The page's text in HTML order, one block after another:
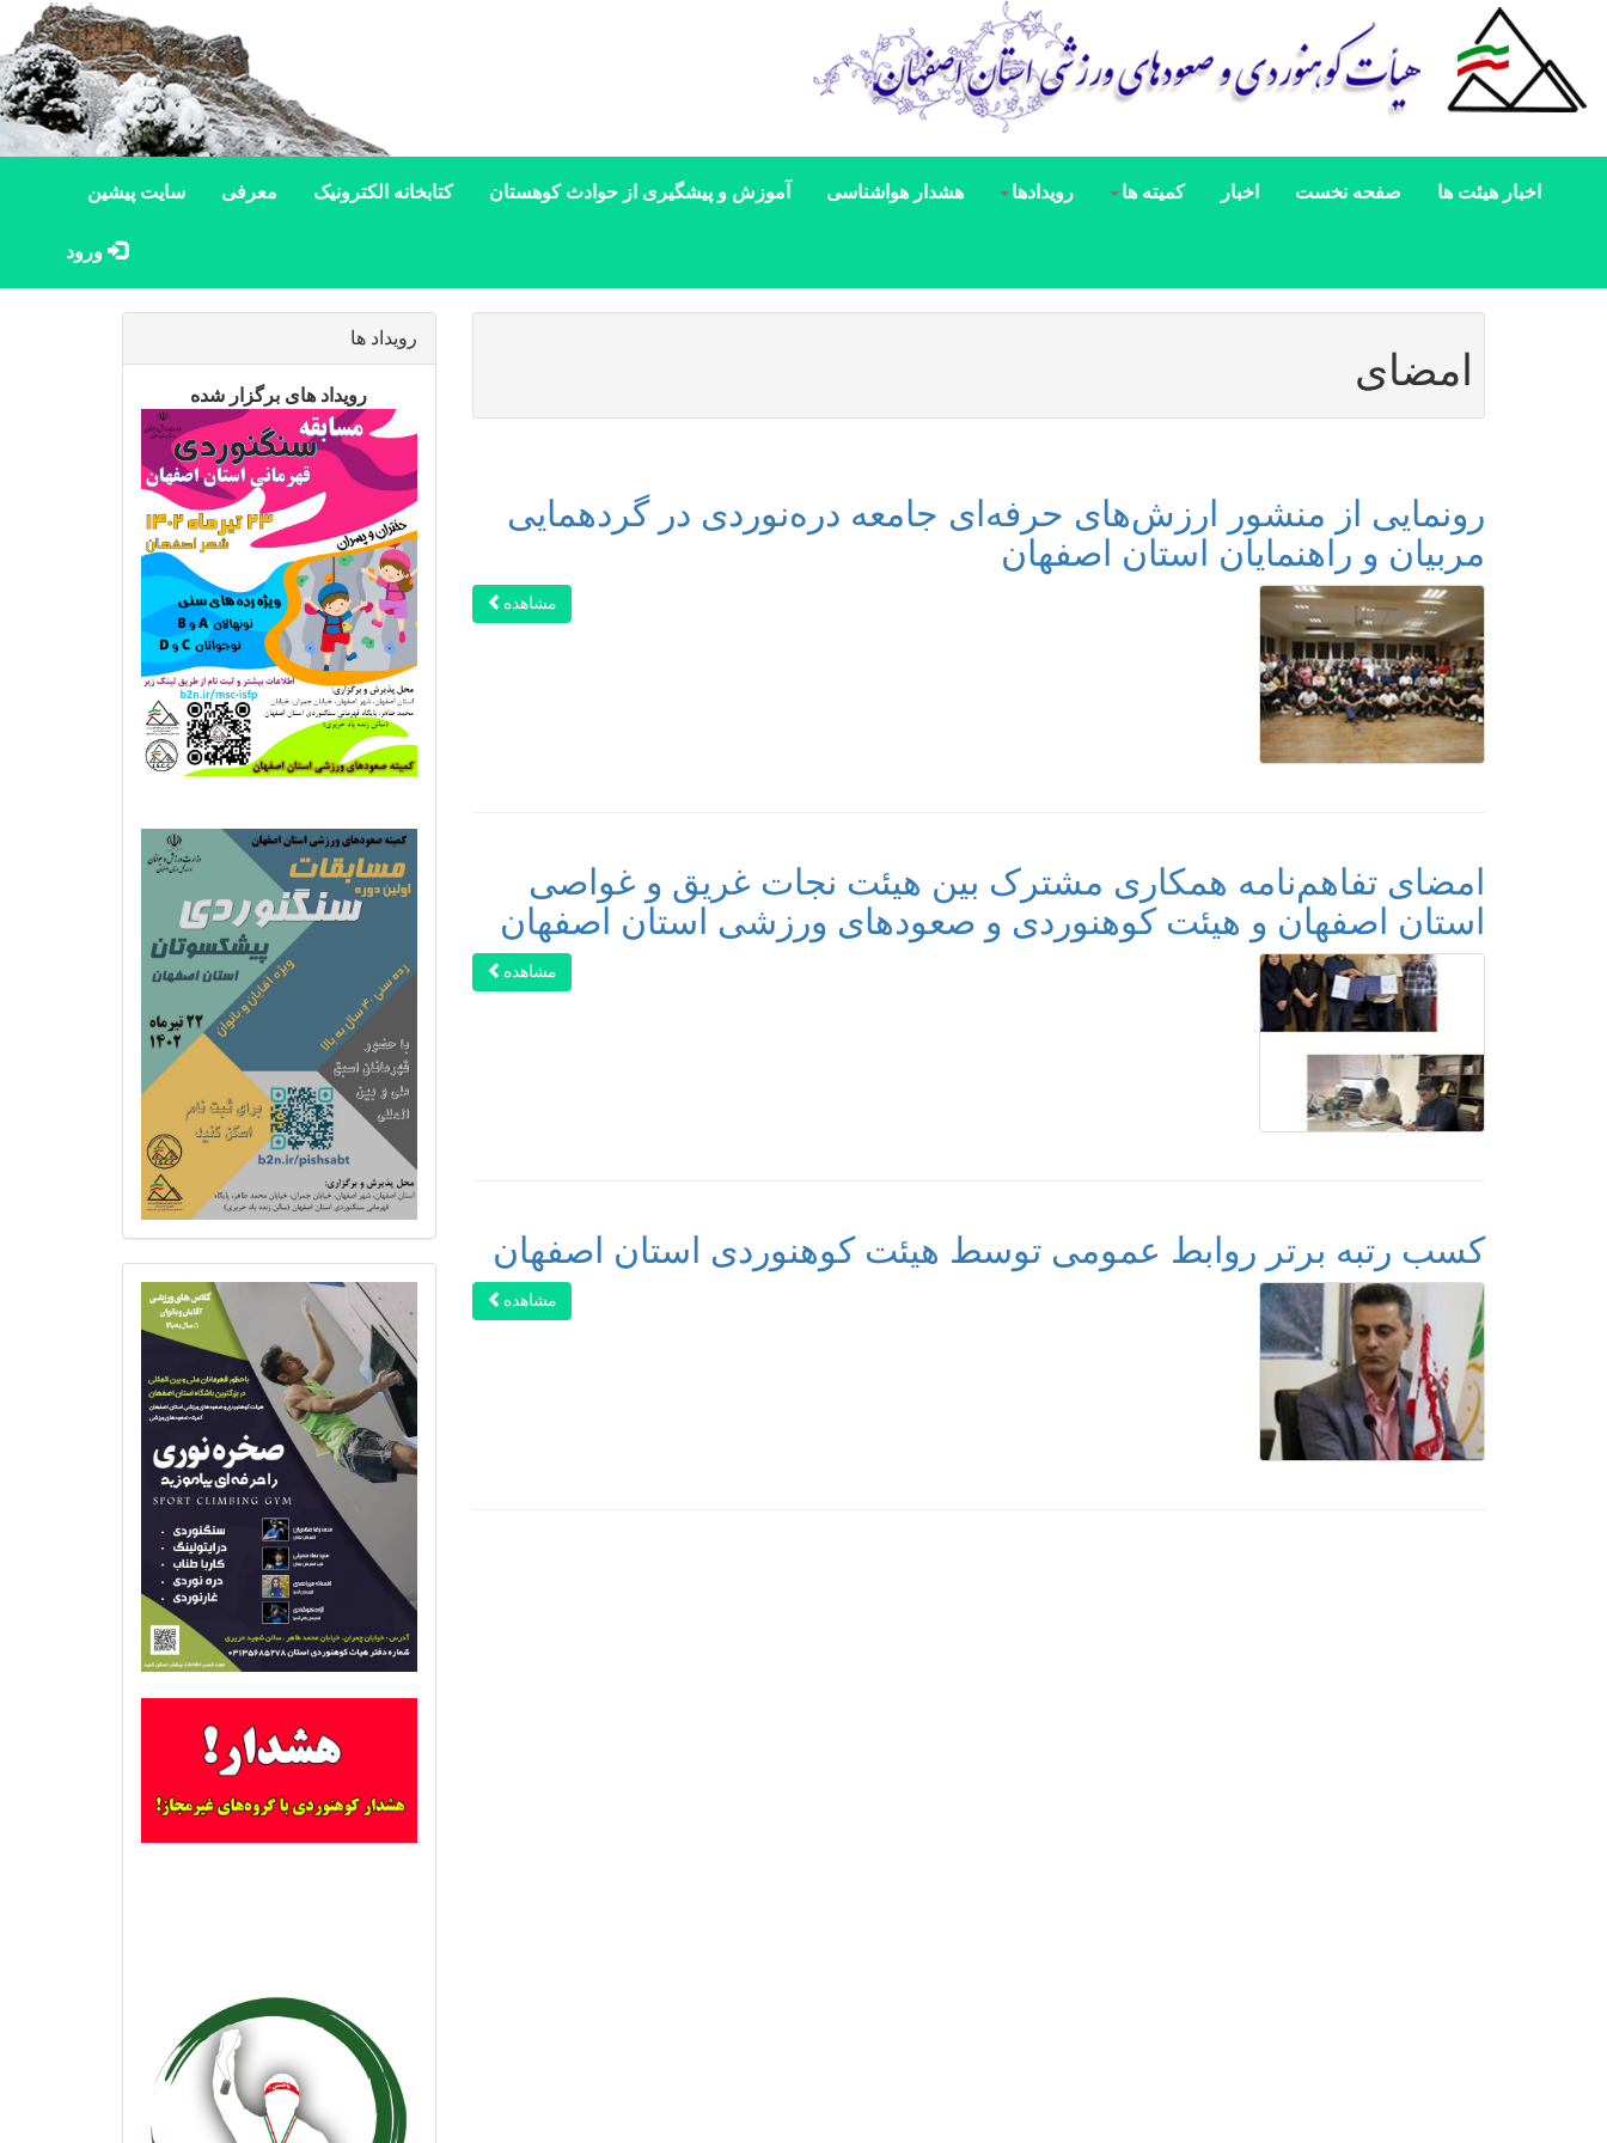
اخبار هیئت ها صفحه نخست اخبار کمیته ها رویدادها هشدار هواشناسی آموزش و پیشگیری از حوادث کوهستان کتابخانه الکترونیک معرفی سایت پیشین
ورود
امضای
رونمایی از منشور ارزش‌های حرفه‌ای جامعه دره‌نوردی در گردهمایی
مربیان و راهنمایان استان اصفهان
مشاهده
امضای تفاهم‌نامه همکاری مشترک بین هیئت نجات غریق و غواصی
استان اصفهان و هیئت کوهنوردی و صعودهای ورزشی استان اصفهان
مشاهده
کسب رتبه برتر روابط عمومی توسط هیئت کوهنوردی استان اصفهان
مشاهده
رویداد ها
رویداد های برگزار شده